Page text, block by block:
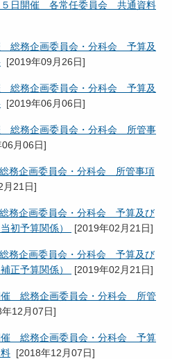
５日開催 各常任委員会 共通資料
総務企画委員会・分科会 予算及
[2019年09月26日]
総務企画委員会・分科会 予算及
[2019年06月06日]
総務企画委員会・分科会 所管事
月06日]
務企画委員会・分科会 所管事項
月21日]
務企画委員会・分科会 予算及び
初予算関係）
[2019年02月21日]
務企画委員会・分科会 予算及び
正予算関係）
[2019年02月21日]
催 総務企画委員会・分科会 所管
12月07日]
催 総務企画委員会・分科会 予算
[2018年12月07日]